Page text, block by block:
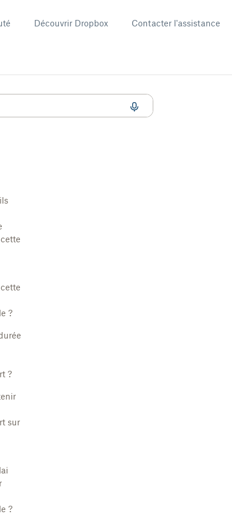
Découvrir Dropbox Contacter l'assistance
?
?
sur
?